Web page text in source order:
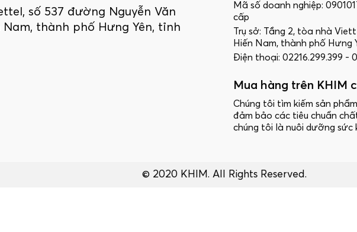
số 537 đường Nguyễn Văn
thành phố Hưng Yên, tỉnh
Mã số doanh nghiệp:
cấp
Trụ sở: Tầng 2, tòa nhà
Hiến Nam, thành phố Hưng
Điện thoại: 02216.299.399 -
Mua hàng trên KHIM
Chúng tôi tìm kiếm sản
đảm bảo các tiêu chuẩn
chúng tôi là nuôi dưỡng sức
© 2020 KHIM. All Rights Reserved.